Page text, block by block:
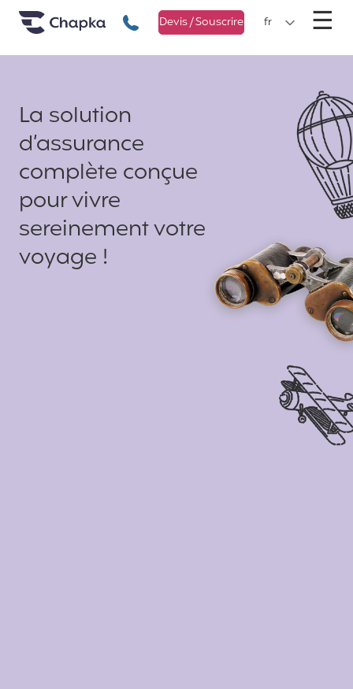
Chapka Assurances Voyages
+33 1 74 85 50 50
Devis / Souscrire fr ☰
La solution
d’assurance
complète conçue
pour vivre
sereinement votre
voyage !